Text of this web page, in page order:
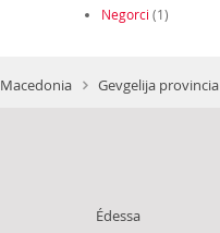
Negorci (1)
Macedonia Gevgelija provincia
Édessa